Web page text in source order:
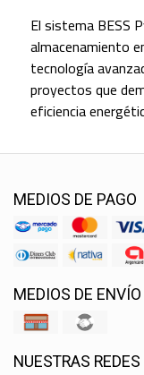
El sistema BESS
almacenamiento
tecnología
proyectos que
eficiencia
MEDIOS DE PAGO
MEDIOS DE ENVÍO
NUESTRAS